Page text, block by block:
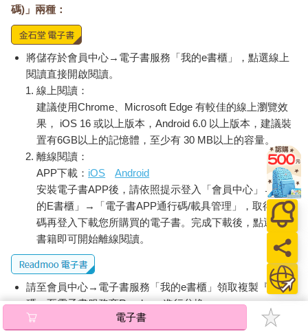
碼)」兩種：
將儲存於會員中心→電子書服務「我的e書櫃」，點選線上
閱讀直接開啟閱讀。
線上閱讀：
建議使用Chrome、Microsoft Edge 有較佳的線上瀏覽效
果， iOS 16 或以上版本，Android 6.0 以上版本，建議裝
置有6GB以上的記憶體，至少有 30 MB以上的容量。
離線閱讀：
APP下載： iOS
Android
安裝電子書APP後，請依照提示登入「會員中心」→「我
的E書櫃」→「電子書APP通行碼/載具管理」，取得通行
碼再登入下載您所購買的電子書。完成下載後，點選任一
書籍即可開始離線閱讀。
請至會員中心→電子書服務「我的e書櫃」領取複製『兌換
碼』至電子書服務商Readmoo進行兌換。
退換貨須知：
電子書